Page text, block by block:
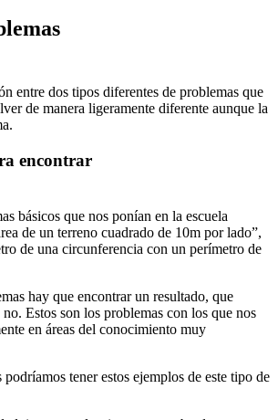
entre dos tipos diferentes de problemas que
de manera ligeramente diferente aunque la
encontrar
básicos que nos ponían en la escuela
de un terreno cuadrado de 10m por lado”,
de una circunferencia con un perímetro de
hay que encontrar un resultado, que
Estos son los problemas con los que nos
en áreas del conocimiento muy
tener estos ejemplos de este tipo de